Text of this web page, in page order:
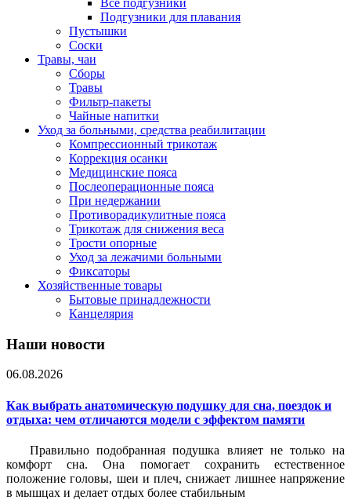
Все подгузники
Подгузники для плавания
Пустышки
Соски
Травы, чаи
Сборы
Травы
Фильтр-пакеты
Чайные напитки
Уход за больными, средства реабилитации
Компрессионный трикотаж
Коррекция осанки
Медицинские пояса
Послеоперационные пояса
При недержании
Противорадикулитные пояса
Трикотаж для снижения веса
Трости опорные
Уход за лежачими больными
Фиксаторы
Хозяйственные товары
Бытовые принадлежности
Канцелярия
Наши новости
06.08.2026
Как выбрать анатомическую подушку для сна, поездок и
отдыха: чем отличаются модели с эффектом памяти
Правильно подобранная подушка влияет не только на
комфорт сна. Она помогает сохранить естественное
положение головы, шеи и плеч, снижает лишнее напряжение
в мышцах и делает отдых более стабильным